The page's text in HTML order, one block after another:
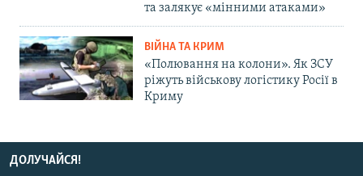
та залякує «мінними атаками»
ВІЙНА ТА КРИМ
«Полювання на колони». Як ЗСУ
ріжуть військову логістику Росії в
Криму
ДОЛУЧАЙСЯ!